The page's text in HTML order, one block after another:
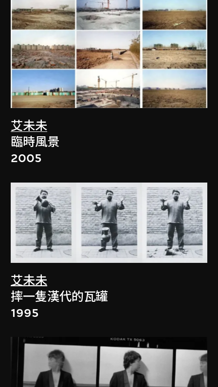
艾未未
臨時風景
2005
艾未未
摔一隻漢代的瓦罐
1995